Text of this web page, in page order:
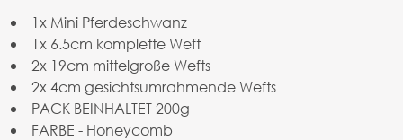
1x Mini Pferdeschwanz
1x 6.5cm komplette Weft
2x 19cm mittelgroße Wefts
2x 4cm gesichtsumrahmende Wefts
PACK BEINHALTET 200g
FARBE - Honeycomb